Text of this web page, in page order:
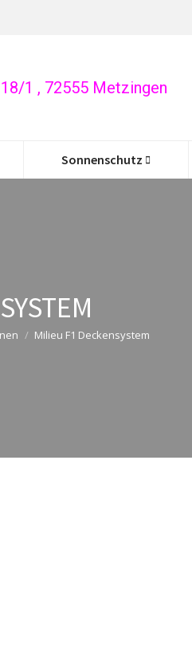
1 , 72555 Metzingen
Sonnenschutz
Milieu F1 Deckensystem